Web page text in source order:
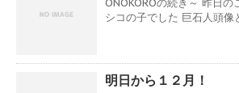
ONOKOROの続き～ 昨日の
シコの子でした 巨石人頭像
明日から１２月！